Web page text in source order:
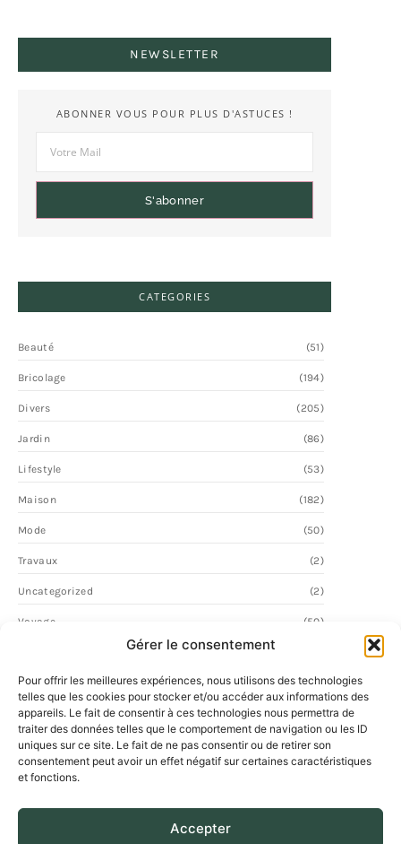
Gérer le consentement
Pour offrir les meilleures expériences, nous utilisons des technologies
telles que les cookies pour stocker et/ou accéder aux informations des
appareils. Le fait de consentir à ces technologies nous permettra de
traiter des données telles que le comportement de navigation ou les ID
uniques sur ce site. Le fait de ne pas consentir ou de retirer son
consentement peut avoir un effet négatif sur certaines caractéristiques
et fonctions.
Accepter
NEWSLETTER
ABONNER VOUS POUR PLUS D'ASTUCES !
S'abonner
CATEGORIES
Beauté (51)
Bricolage (194)
Divers (205)
Jardin (86)
Lifestyle (53)
Maison (182)
Mode (50)
Travaux (2)
Uncategorized (2)
Voyage (50)